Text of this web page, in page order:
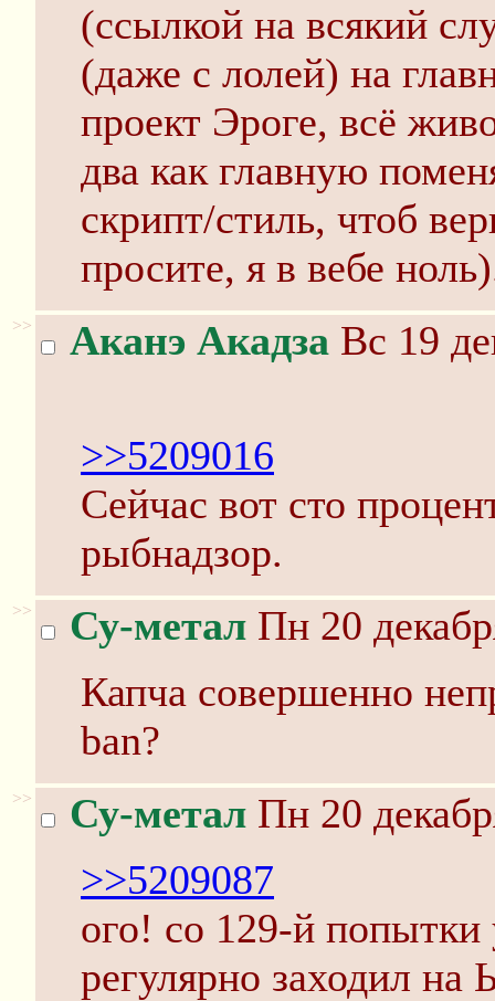
(ссылкой на всякий
(даже с лолей) на
проект Эроге, всё
два как главную
скрипт/стиль, чтоб
просите, я в вебе
>> Аканэ Акадза Вс 19
>>5209016
Сейчас вот сто
рыбнадзор.
>> Су-метал Пн 20
Капча совершенно
ban?
>> Су-метал Пн 20
>>5209087
ого! со 129-й попытки
регулярно заходил на